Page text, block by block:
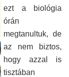
ezt a biológia
órán
megtanultuk, de
az nem biztos,
hogy azzal is
tisztában